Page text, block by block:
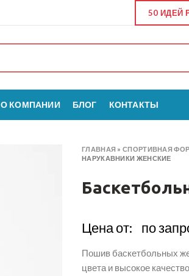
50 ИДЕЙ
О КОМПАНИИ БЛОГ КОНТАКТЫ
ГЛАВНАЯ »СПОРТИВНАЯ
НАРУКАВНИКИ ЖЕНСКИЕ
Цена от: по
Пошив баскетбольных
цвета и высокое